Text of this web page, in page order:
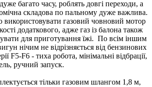
багато часу, роблять довгі переходи, а
складова по пальному дуже важлива.
використовувати газовий човновий мотор
додаткового, адже газ із балона також
для приготування їжі. По всім іншим
нічим не відрізняється від бензинових
F5-F6 - тиха робота, мінімальні відбрації,
ручний запуск.
тільки газовим шлангом 1,8 м,